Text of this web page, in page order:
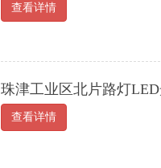
查看详情
珠津工业区北片路灯
查看详情